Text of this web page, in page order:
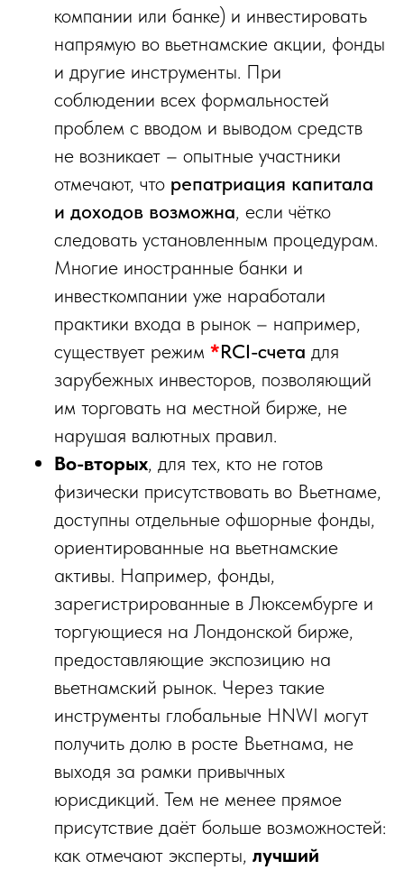
компании или банке) и инвестировать
напрямую во вьетнамские акции, фонды
и другие инструменты. При
соблюдении всех формальностей
проблем с вводом и выводом средств
не возникает – опытные участники
отмечают, что репатриация капитала
и доходов возможна, если чётко
следовать установленным процедурам.
Многие иностранные банки и
инвесткомпании уже наработали
практики входа в рынок – например,
существует режим *RCI-счета для
зарубежных инвесторов, позволяющий
им торговать на местной бирже, не
нарушая валютных правил.
Во-вторых, для тех, кто не готов
физически присутствовать во Вьетнаме,
доступны отдельные офшорные фонды,
ориентированные на вьетнамские
активы. Например, фонды,
зарегистрированные в Люксембурге и
торгующиеся на Лондонской бирже,
предоставляющие экспозицию на
вьетнамский рынок. Через такие
инструменты глобальные HNWI могут
получить долю в росте Вьетнама, не
выходя за рамки привычных
юрисдикций. Тем не менее прямое
присутствие даёт больше возможностей:
как отмечают эксперты, лучший